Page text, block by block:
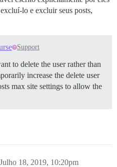
lo e excluir seus posts,
Support
to delete the user rather than
increase the delete user
max site settings to allow the
Julho 18, 2019, 10:20pm